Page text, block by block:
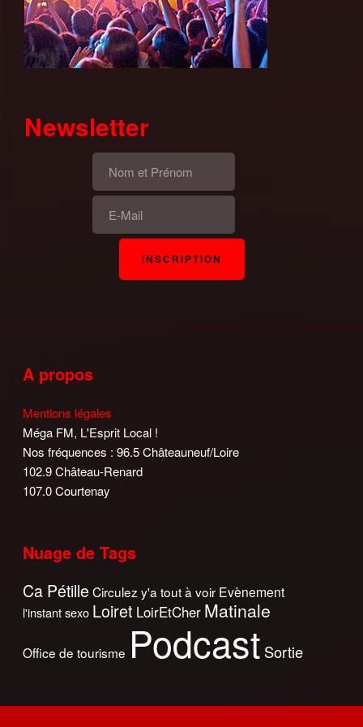
Newsletter
A propos
Mentions légales
Méga FM, L'Esprit Local !
Nos fréquences : 96.5 Châteauneuf/Loire
102.9 Château-Renard
107.0 Courtenay
Nuage de Tags
Ca Pétille Circulez y'a tout à voir Evènement
l'instant sexo Loiret LoirEtCher Matinale
Office de tourisme Podcast Sortie